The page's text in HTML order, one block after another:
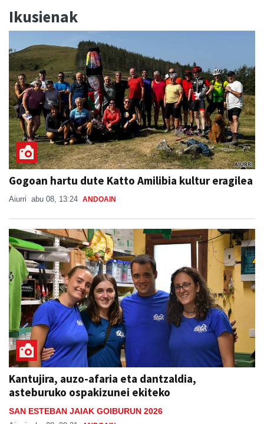
Ikusienak
Gogoan hartu dute Katto Amilibia kultur eragilea
Aiurri abu 08, 13:24 ANDOAIN
Kantujira, auzo-afaria eta dantzaldia,
asteburuko ospakizunei ekiteko
SAN ESTEBAN JAIAK GOIBURUN 2026